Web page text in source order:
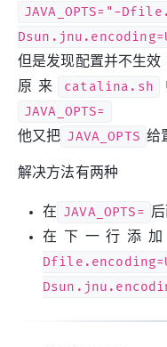
但是发现配置并不生效
原来
catalina.sh
JAVA_OPTS=
他又把 JAVA_OPTS 给
解决方法有两种
在 JAVA_OPTS=
在下一行添